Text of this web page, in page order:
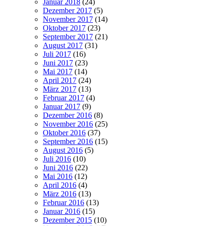
Januar 2018 (24)
Dezember 2017 (5)
November 2017 (14)
Oktober 2017 (23)
September 2017 (21)
August 2017 (31)
Juli 2017 (16)
Juni 2017 (23)
Mai 2017 (14)
April 2017 (24)
März 2017 (13)
Februar 2017 (4)
Januar 2017 (9)
Dezember 2016 (8)
November 2016 (25)
Oktober 2016 (37)
September 2016 (15)
August 2016 (5)
Juli 2016 (10)
Juni 2016 (22)
Mai 2016 (12)
April 2016 (4)
März 2016 (13)
Februar 2016 (13)
Januar 2016 (15)
Dezember 2015 (10)